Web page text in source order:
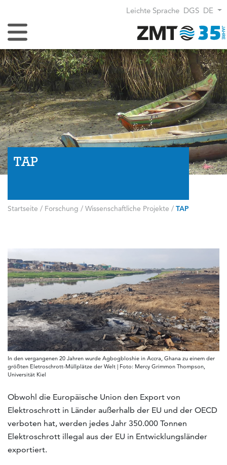
Leichte Sprache DGS DE
Navigation umschalten
TAP
Startseite / Forschung / Wissenschaftliche Projekte / TAP
In den vergangenen 20 Jahren wurde Agbogbloshie in Accra, Ghana zu einem der
größten Eletroschrott-Müllplätze der Welt | Foto: Mercy Grimmon Thompson,
Universität Kiel
Obwohl die Europäische Union den Export von
Elektroschrott in Länder außerhalb der EU und der OECD
verboten hat, werden jedes Jahr 350.000 Tonnen
Elektroschrott illegal aus der EU in Entwicklungsländer
exportiert.